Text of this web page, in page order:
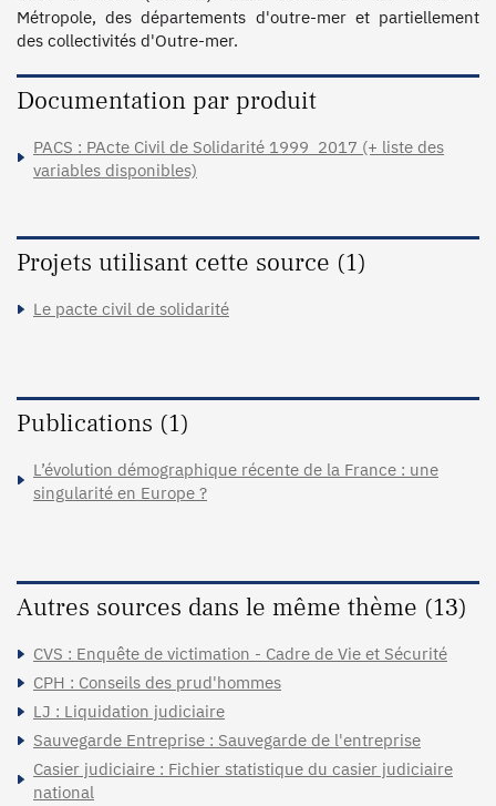
Métropole, des départements d'outre-mer et partiellement
des collectivités d'Outre-mer.
Documentation par produit
PACS : PActe Civil de Solidarité 1999_2017 (+ liste des
variables disponibles)
Projets utilisant cette source (1)
Le pacte civil de solidarité
Publications (1)
L’évolution démographique récente de la France : une
singularité en Europe ?
Autres sources dans le même thème (13)
CVS : Enquête de victimation - Cadre de Vie et Sécurité
CPH : Conseils des prud'hommes
LJ : Liquidation judiciaire
Sauvegarde Entreprise : Sauvegarde de l'entreprise
Casier judiciaire : Fichier statistique du casier judiciaire
national